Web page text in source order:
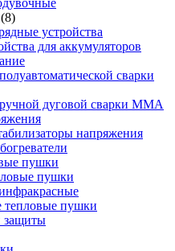
устройства
для аккумуляторов
сварки
дуговой сварки MMA
напряжения
пушки
пушки
тепловые пушки
защиты